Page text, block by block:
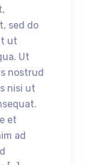
sed do
ut
Ut
nostrud
nisi ut
et
ad